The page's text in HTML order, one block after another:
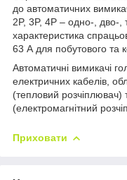
до автоматичних
2P, 3P, 4P – одно-, дво-,
характеристика
63 А для побутового та
Автоматичні вимикачі
електричних кабелів,
(тепловий розчіплювач)
(електромагнітний
Приховати